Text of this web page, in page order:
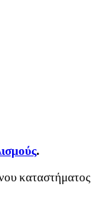
.
καταστήματος